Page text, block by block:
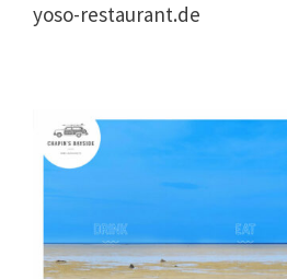
yoso-restaurant.de